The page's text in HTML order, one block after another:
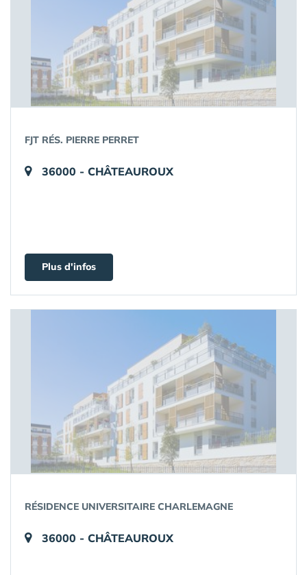
FJT RÉS. PIERRE PERRET
36000 - CHÂTEAUROUX
Plus d'infos
RÉSIDENCE UNIVERSITAIRE CHARLEMAGNE
36000 - CHÂTEAUROUX